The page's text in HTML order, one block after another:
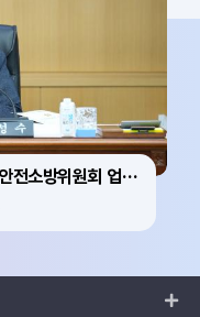
26.07.22. 제430회 임시회 문화안전소방위원회 업무보고 청취 및 추경안 심사